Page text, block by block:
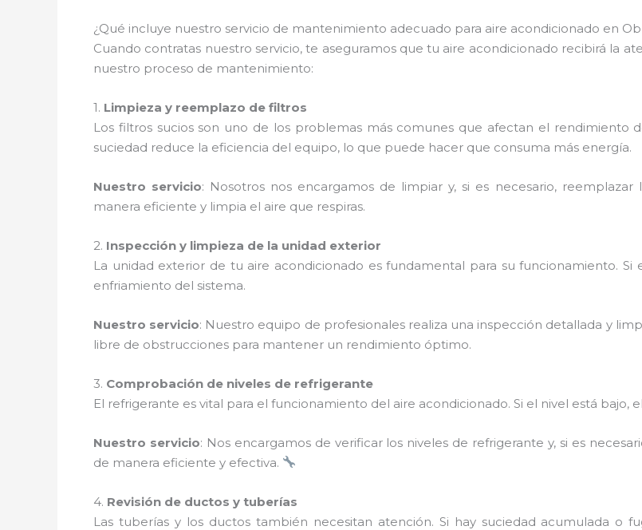
¿Qué incluye nuestro servicio de mantenimiento adecuado para aire acondicionado en
Cuando contratas nuestro servicio, te aseguramos que tu aire acondicionado recibirá la
nuestro proceso de mantenimiento:
1. Limpieza y reemplazo de filtros
Los filtros sucios son uno de los problemas más comunes que afectan el rendimiento
suciedad reduce la eficiencia del equipo, lo que puede hacer que consuma más energía.
Nuestro servicio: Nosotros nos encargamos de limpiar y, si es necesario,
manera eficiente y limpia el aire que respiras.
2. Inspección y limpieza de la unidad exterior
La unidad exterior de tu aire acondicionado es fundamental para su funcionamiento.
enfriamiento del sistema.
Nuestro servicio: Nuestro equipo de profesionales realiza una inspección detallada y
libre de obstrucciones para mantener un rendimiento óptimo.
3. Comprobación de niveles de refrigerante
El refrigerante es vital para el funcionamiento del aire acondicionado. Si el nivel está bajo,
Nuestro servicio: Nos encargamos de verificar los niveles de refrigerante y, si es
de manera eficiente y efectiva.
4. Revisión de ductos y tuberías
Las tuberías y los ductos también necesitan atención. Si hay suciedad acumulada o